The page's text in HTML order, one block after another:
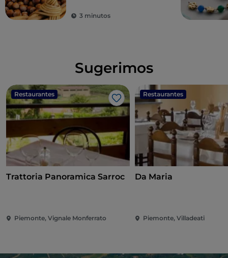
3 minutos
Sugerimos
Restaurantes
Me gusta
Trattoria Panoramica Sarroc
Piemonte, Vignale Monferrato
Restaurantes
Da Maria
Piemonte, Villadeati